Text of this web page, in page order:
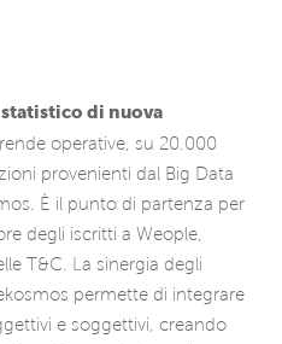
statistico di nuova
operative, su 20.000
provenienti dal Big Data
È il punto di partenza per
degli iscritti a Weople,
T&C. La sinergia degli
permette di integrare
e soggettivi, creando